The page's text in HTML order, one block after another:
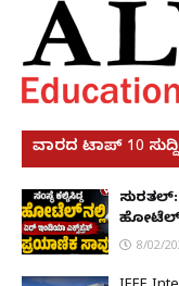
ವಾರದ ಟಾಪ್ 10 ಸುದ್ದಿ
8/02/